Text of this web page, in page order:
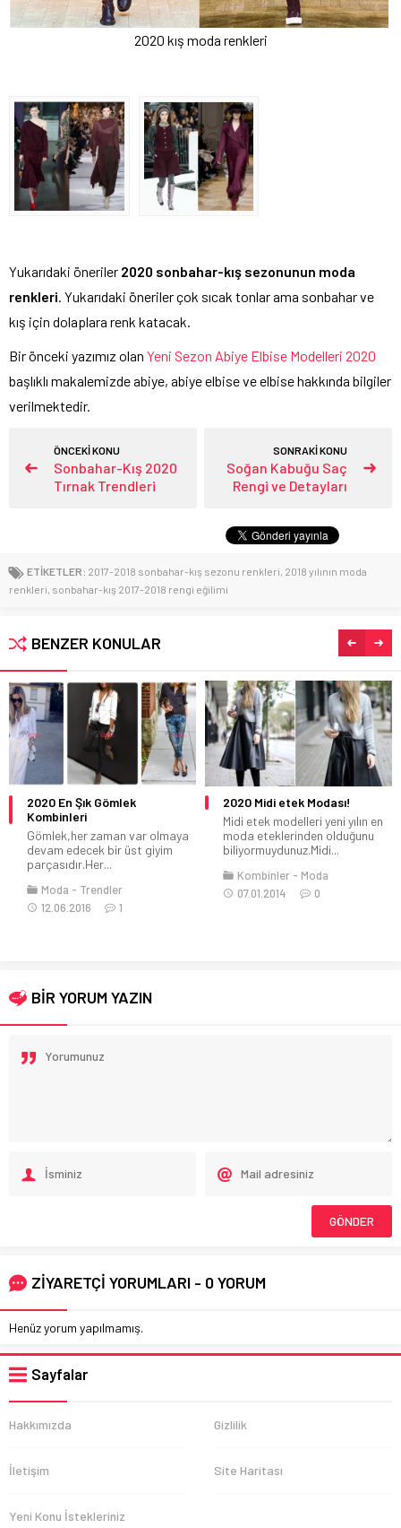
2020 kış moda renkleri
Yukarıdaki öneriler 2020 sonbahar-kış sezonunun moda
renkleri. Yukarıdaki öneriler çok sıcak tonlar ama sonbahar ve
kış için dolaplara renk katacak.
Bir önceki yazımız olan Yeni Sezon Abiye Elbise Modelleri 2020
başlıklı makalemizde abiye, abiye elbise ve elbise hakkında bilgiler
verilmektedir.
ÖNCEKİ KONU
Sonbahar-Kış 2020
Tırnak Trendleri
SONRAKİ KONU
Soğan Kabuğu Saç
Rengi ve Detayları
ETİKETLER: 2017-2018 sonbahar-kış sezonu renkleri, 2018 yılının moda
renkleri, sonbahar-kış 2017-2018 rengi eğilimi
BENZER KONULAR
2020 En Şık Gömlek
Kombinleri
Gömlek,her zaman var olmaya
devam edecek bir üst giyim
parçasıdır.Her...
Moda
Trendler
12.06.2016
1
2020 Midi etek Modası!
Midi etek modelleri yeni yılın en
moda eteklerinden olduğunu
biliyormuydunuz.Midi...
Kombinler
Moda
07.01.2014
0
BİR YORUM YAZIN
ZİYARETÇİ YORUMLARI - 0 YORUM
Henüz yorum yapılmamış.
Sayfalar
Hakkımızda Gizlilik
İletişim Site Haritası
Yeni Konu İstekleriniz